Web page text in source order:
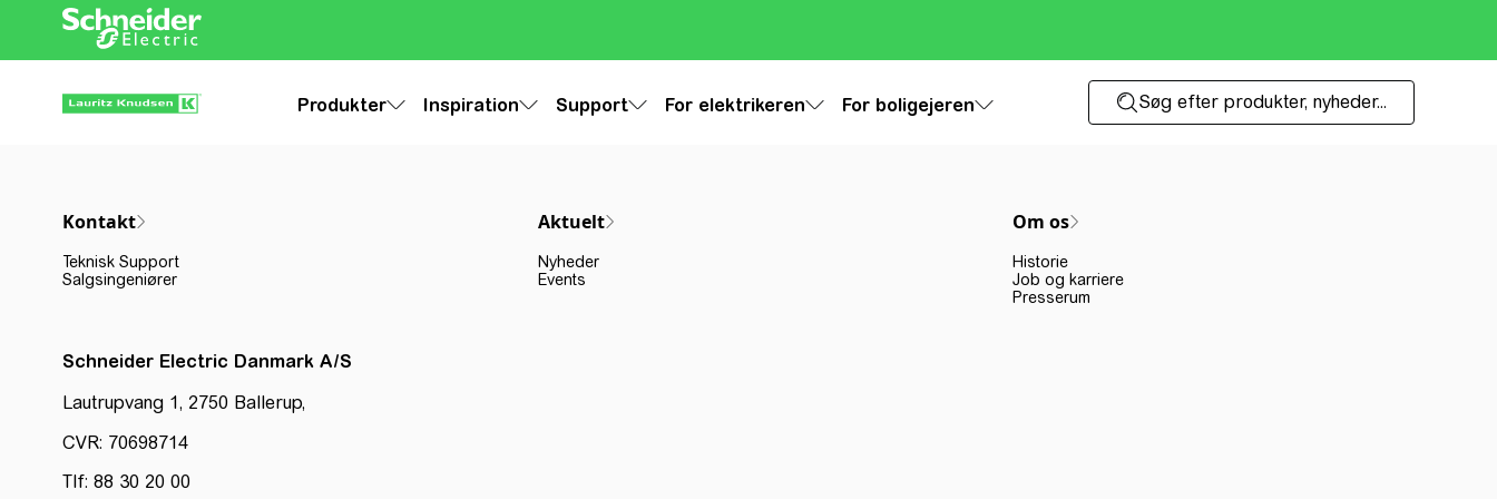
Produkter Inspiration Support For elektrikeren For boligejeren Søg efter produkter, nyheder...
Kontakt
Teknisk Support
Salgsingeniører
Aktuelt
Nyheder
Events
Om os
Historie
Job og karriere
Presserum
Schneider Electric Danmark A/S
Lautrupvang 1, 2750 Ballerup,
CVR: 70698714
Tlf: 88 30 20 00